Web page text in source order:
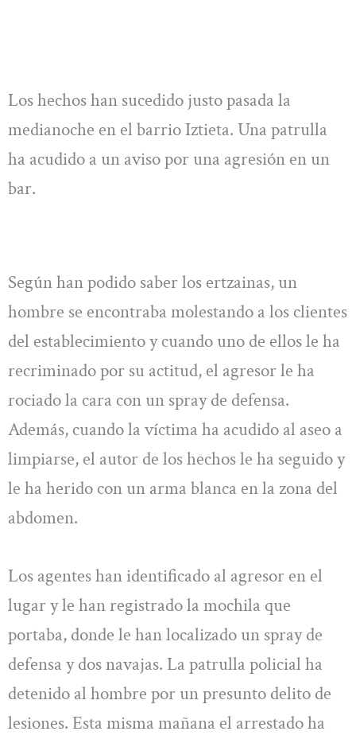
Los hechos han sucedido justo pasada la
medianoche en el barrio Iztieta. Una patrulla
ha acudido a un aviso por una agresión en un
bar.
Según han podido saber los ertzainas, un
hombre se encontraba molestando a los clientes
del establecimiento y cuando uno de ellos le ha
recriminado por su actitud, el agresor le ha
rociado la cara con un spray de defensa.
Además, cuando la víctima ha acudido al aseo a
limpiarse, el autor de los hechos le ha seguido y
le ha herido con un arma blanca en la zona del
abdomen.
Los agentes han identificado al agresor en el
lugar y le han registrado la mochila que
portaba, donde le han localizado un spray de
defensa y dos navajas. La patrulla policial ha
detenido al hombre por un presunto delito de
lesiones. Esta misma mañana el arrestado ha